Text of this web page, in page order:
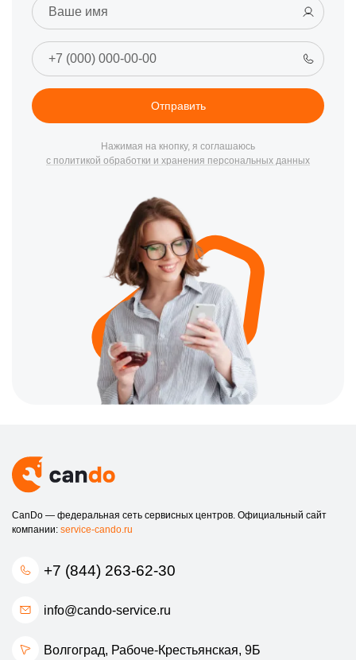
Неисправность электроники:
Избегайте попадания
воды на устройство, особенно в разъемы.
Износ колес:Периодическая проверка и замена колес
помогут избежать многих проблем в дороге.
Как связаться с нами и заказать ремонт
Если ваш сигвей нуждается в профессиональной замене или
номеру +7 (844) 263-62-30 или приходите к нам по адресу ​
Почему выбирают наш сервисный
Наши специалисты имеют глубокие знания и практический
опыт работы с различными моделями сигвеев. Вот несколько
причин, почему жители Волгограда доверяют нам свои
транспортные средства:
Быстрота обслуживания:Мы понимаем, как важен
для вас каждый день без сигвея, поэтому стараемся
выполнять работы максимально быстро.
Гарантия качества: После ремонта ваш сигвей будет
работать как новый, а на все работы мы предоставляем
максимальное удобство на каждом этапе
сотрудничества.
Не допускайте, чтобы ваш сигвей оставался неисправным.
Обращайтесь в наш сервисный центр — и наслаждайтесь
Отправить
Нажимая на кнопку, я соглашаюсь
с политикой обработки и хранения персональных данных
CanDo — федеральная сеть сервисных центров. Официальный сайт
компании: service-cando.ru
+7 (844) 263-62-30
info@cando-service.ru
Волгоград, ​Рабоче-Крестьянская, 9Б